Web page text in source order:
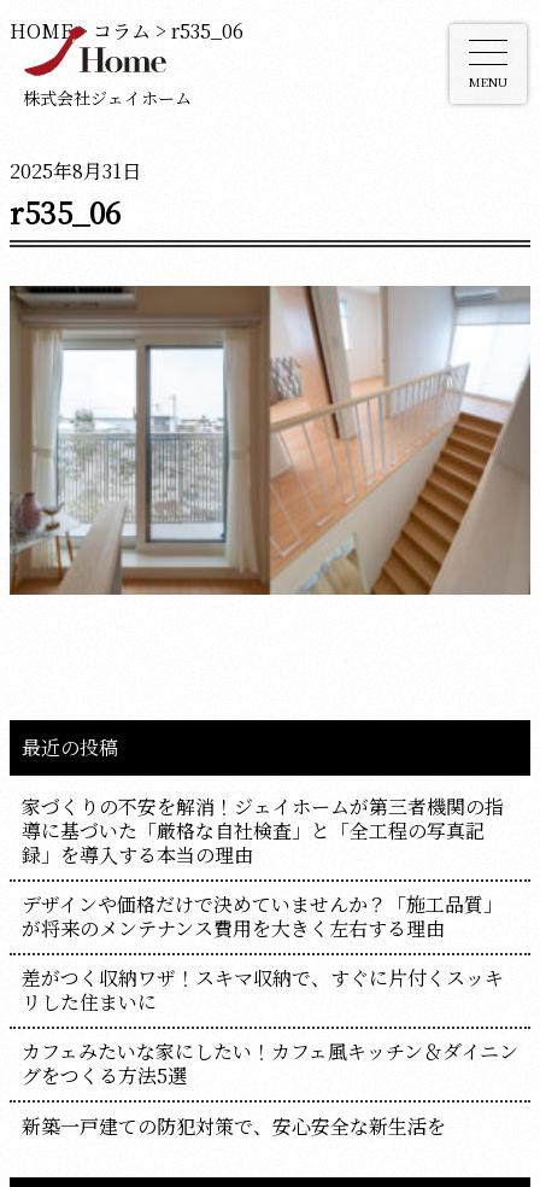
株式会社ジェイホーム
MENU
HOME> コラム > r535_06
2025年8月31日
r535_06
最近の投稿
家づくりの不安を解消！ジェイホームが第三者機関の指
導に基づいた「厳格な自社検査」と「全工程の写真記
録」を導入する本当の理由
デザインや価格だけで決めていませんか？「施工品質」
が将来のメンテナンス費用を大きく左右する理由
差がつく収納ワザ！スキマ収納で、すぐに片付くスッキ
リした住まいに
カフェみたいな家にしたい！カフェ風キッチン＆ダイニン
グをつくる方法5選
新築一戸建ての防犯対策で、安心安全な新生活を